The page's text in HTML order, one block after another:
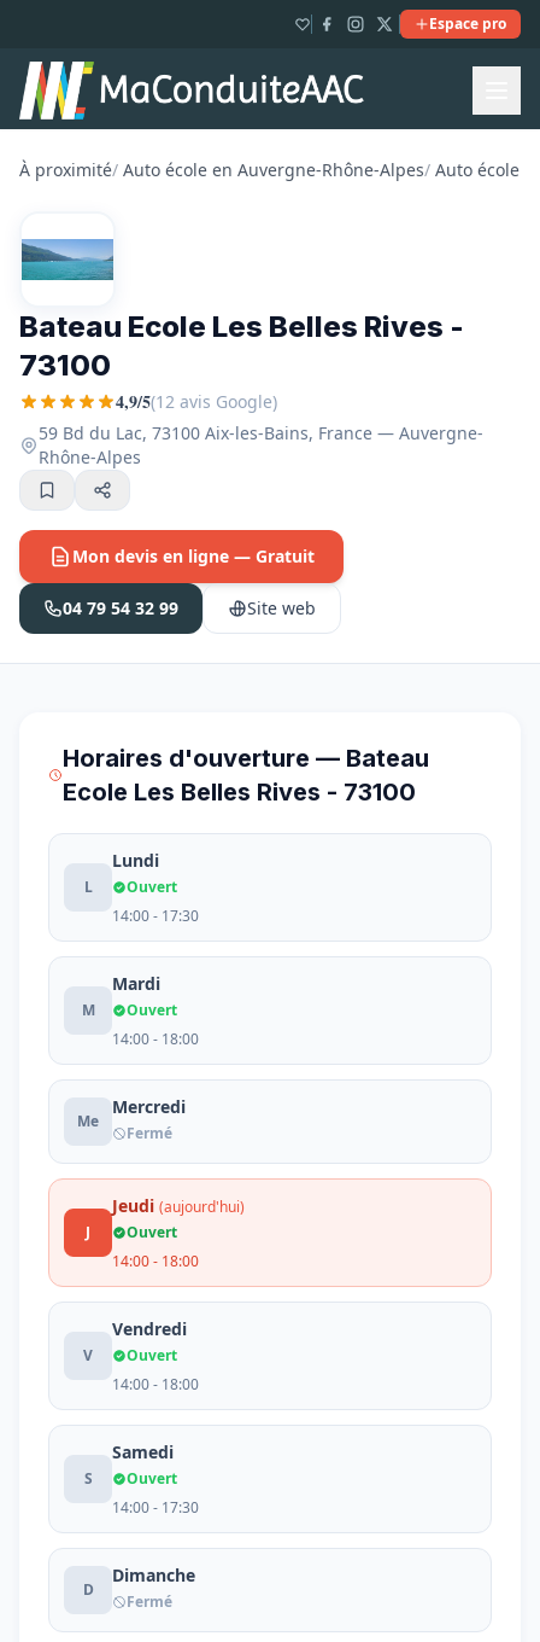
Espace pro
À proximité/ Auto école en Auvergne-Rhône-Alpes/ Auto école
Bateau Ecole Les Belles Rives -
73100
4,9/5(12 avis Google)
59 Bd du Lac, 73100 Aix-les-Bains, France — Auvergne-
Rhône-Alpes
Mon devis en ligne — Gratuit
04 79 54 32 99 Site web
Horaires d'ouverture — Bateau
Ecole Les Belles Rives - 73100
L
Lundi
Ouvert
14:00 - 17:30
M
Mardi
Ouvert
14:00 - 18:00
Me
Mercredi
Fermé
J
Jeudi (aujourd'hui)
Ouvert
14:00 - 18:00
V
Vendredi
Ouvert
14:00 - 18:00
S
Samedi
Ouvert
14:00 - 17:30
D
Dimanche
Fermé